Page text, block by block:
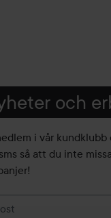
och
i vår
så att du inte